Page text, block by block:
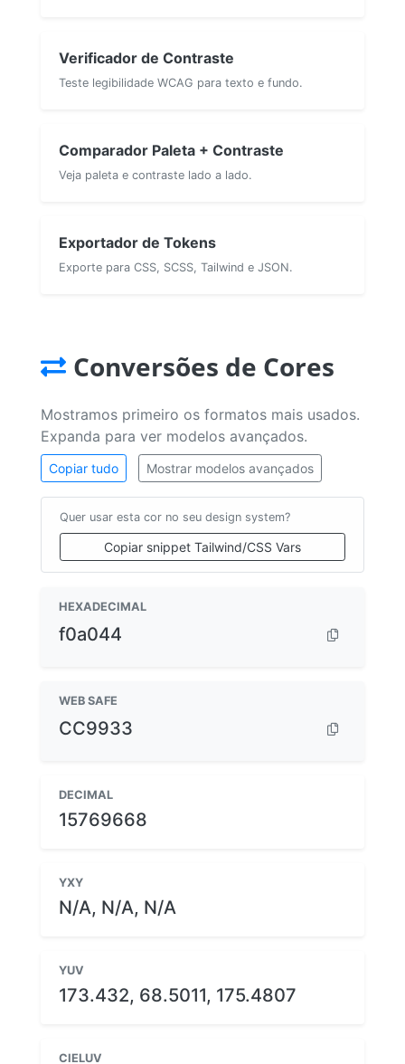
Verificador de Contraste
Teste legibilidade WCAG para texto e fundo.
Comparador Paleta + Contraste
Veja paleta e contraste lado a lado.
Exportador de Tokens
Exporte para CSS, SCSS, Tailwind e JSON.
Conversões de Cores
Mostramos primeiro os formatos mais usados.
Expanda para ver modelos avançados.
Copiar tudo Mostrar modelos avançados
Quer usar esta cor no seu design system?
Copiar snippet Tailwind/CSS Vars
HEXADECIMAL
f0a044
WEB SAFE
CC9933
DECIMAL
15769668
YXY
N/A, N/A, N/A
YUV
173.432, 68.5011, 175.4807
CIELUV